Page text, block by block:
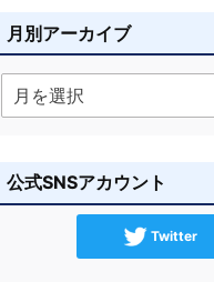
月別アーカイブ
公式SNSアカウント
Twitter